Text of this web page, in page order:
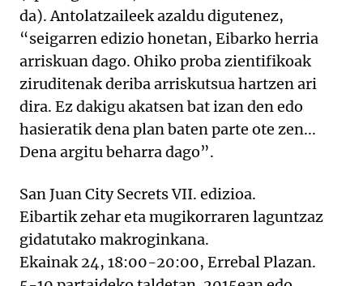
da). Antolatzaileek azaldu digutenez,
“seigarren edizio honetan, Eibarko herria
arriskuan dago. Ohiko proba zientifikoak
ziruditenak deriba arriskutsua hartzen ari
dira. Ez dakigu akatsen bat izan den edo
hasieratik dena plan baten parte ote zen...
Dena argitu beharra dago”.
San Juan City Secrets VII. edizioa.
Eibartik zehar eta mugikorraren laguntzaz
gidatutako makroginkana.
Ekainak 24, 18:00-20:00, Errebal Plazan.